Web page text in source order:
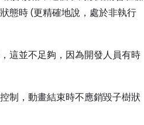
態時 (更精確地說，處於非執行
這並不足夠，因為開發人員有時
制，動畫結束時不應銷毀子樹狀